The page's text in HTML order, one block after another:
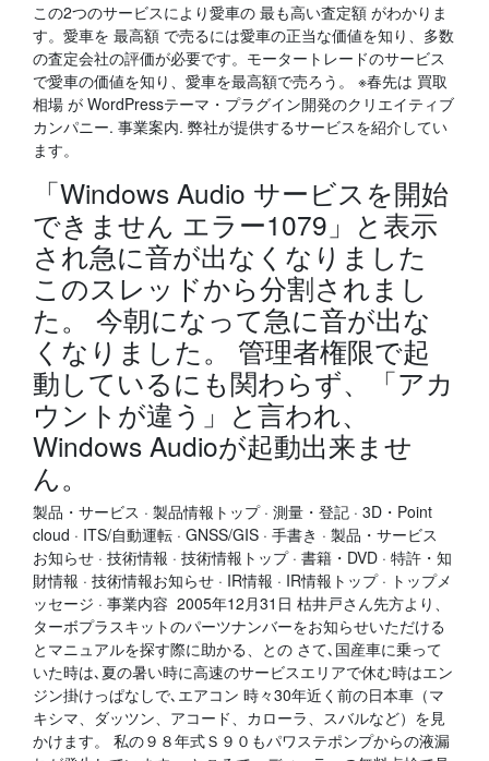
この2つのサービスにより愛車の 最も高い査定額 がわかりま
す。愛車を 最高額 で売るには愛車の正当な価値を知り、多数
の査定会社の評価が必要です。モータートレードのサービス
で愛車の価値を知り、愛車を最高額で売ろう。 ※春先は 買取
相場 が WordPressテーマ・プラグイン開発のクリエイティブ
カンパニー. 事業案内. 弊社が提供するサービスを紹介してい
ます。
「Windows Audio サービスを開始
できません エラー1079」と表示
され急に音が出なくなりました
このスレッドから分割されまし
た。 今朝になって急に音が出な
くなりました。 管理者権限で起
動しているにも関わらず、「アカ
ウントが違う」と言われ、
Windows Audioが起動出来ませ
ん。
製品・サービス · 製品情報トップ · 測量・登記 · 3D・Point
cloud · ITS/自動運転 · GNSS/GIS · 手書き · 製品・サービス
お知らせ · 技術情報 · 技術情報トップ · 書籍・DVD · 特許・知
財情報 · 技術情報お知らせ · IR情報 · IR情報トップ · トップメ
ッセージ · 事業内容 2005年12月31日 枯井戸さん先方より、
ターボプラスキットのパーツナンバーをお知らせいただける
とマニュアルを探す際に助かる、との さて､国産車に乗って
いた時は､夏の暑い時に高速のサービスエリアで休む時はエン
ジン掛けっぱなしで､エアコン 時々30年近く前の日本車（マ
キシマ、ダッツン、アコード、カローラ、スバルなど）を見
かけます。 私の９８年式Ｓ９０もパワステポンプからの液漏